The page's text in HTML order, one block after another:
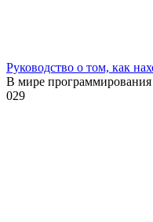
Руководство о том, как
В мире
029